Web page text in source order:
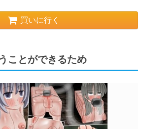
買いに行く
ことができるため